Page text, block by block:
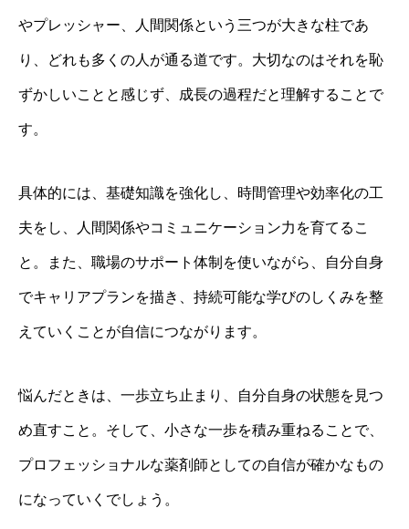
やプレッシャー、人間関係という三つが大きな柱であ
り、どれも多くの人が通る道です。大切なのはそれを恥
ずかしいことと感じず、成長の過程だと理解することで
す。
具体的には、基礎知識を強化し、時間管理や効率化の工
夫をし、人間関係やコミュニケーション力を育てるこ
と。また、職場のサポート体制を使いながら、自分自身
でキャリアプランを描き、持続可能な学びのしくみを整
えていくことが自信につながります。
悩んだときは、一歩立ち止まり、自分自身の状態を見つ
め直すこと。そして、小さな一歩を積み重ねることで、
プロフェッショナルな薬剤師としての自信が確かなもの
になっていくでしょう。